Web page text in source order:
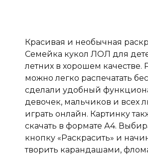
Красивая и необычная
Семейка кукол ЛОЛ для
летних в хорошем качестве.
можно легко распечатать
сделали удобный
девочек, мальчиков и всех
играть онлайн. Картинку
скачать в формате А4.
кнопку «Раскрасить» и
творить карандашами,